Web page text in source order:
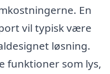
En
vil typisk være
løsning.
funktioner som lys,